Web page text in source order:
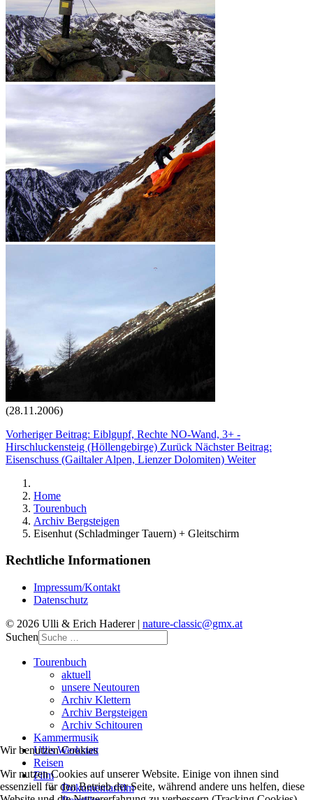
(28.11.2006)
Vorheriger Beitrag: Eiblgupf, Rechte NO-Wand, 3+ -
Hirschluckensteig (Höllengebirge) Zurück Nächster Beitrag:
Eisenschuss (Gailtaler Alpen, Lienzer Dolomiten) Weiter
Home
Tourenbuch
Archiv Bergsteigen
Eisenhut (Schladminger Tauern) + Gleitschirm
Rechtliche Informationen
Impressum/Kontakt
Datenschutz
© 2026 Ulli & Erich Haderer | nature-classic@gmx.at
Suchen
Tourenbuch
aktuell
unsere Neutouren
Archiv Klettern
Archiv Bergsteigen
Archiv Schitouren
Kammermusik
Ullis Werkstatt
Reisen
Film
Dokumentarfilm
Wir benutzen Cookies
Wir nutzen Cookies auf unserer Website. Einige von ihnen sind
essenziell für den Betrieb der Seite, während andere uns helfen, diese